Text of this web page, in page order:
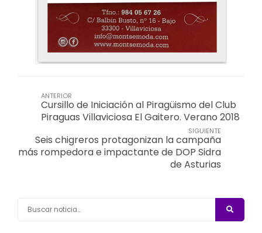
ANTERIOR
Cursillo de Iniciación al Piragüismo del Club
Piraguas Villaviciosa El Gaitero. Verano 2018
SIGUIENTE
Seis chigreros protagonizan la campaña
más rompedora e impactante de DOP Sidra
de Asturias